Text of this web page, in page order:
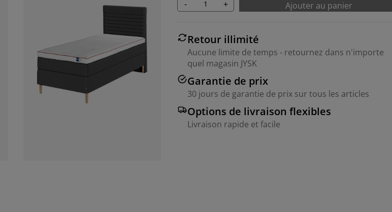
- + Ajouter au panier
Retour illimité
Aucune limite de temps - retournez dans n'importe
quel magasin JYSK
Garantie de prix
30 jours de garantie de prix sur tous les articles
Options de livraison flexibles
Livraison rapide et facile